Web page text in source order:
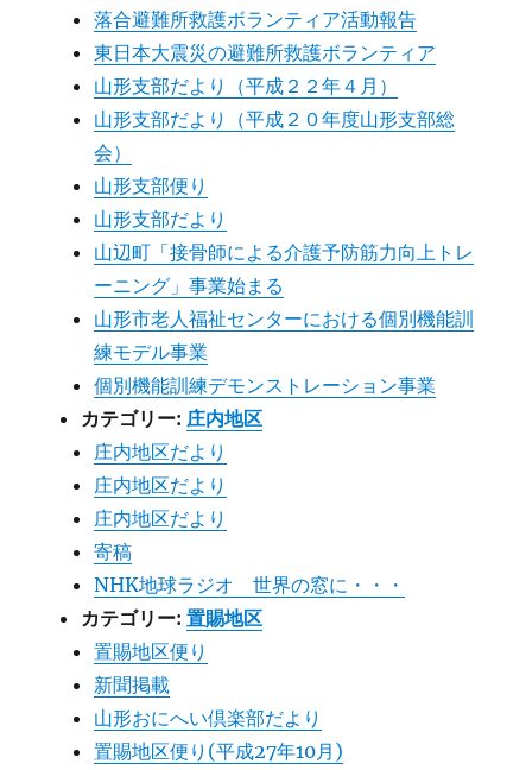
落合避難所救護ボランティア活動報告
東日本大震災の避難所救護ボランティア
山形支部だより（平成２２年４月）
山形支部だより（平成２０年度山形支部総
会）
山形支部便り
山形支部だより
山辺町「接骨師による介護予防筋力向上トレ
ーニング」事業始まる
山形市老人福祉センターにおける個別機能訓
練モデル事業
個別機能訓練デモンストレーション事業
カテゴリー: 庄内地区
庄内地区だより
庄内地区だより
庄内地区だより
寄稿
NHK地球ラジオ 世界の窓に・・・
カテゴリー:置賜地区
置賜地区便り
新聞掲載
山形おにへい倶楽部だより
置賜地区便り(平成27年10月)